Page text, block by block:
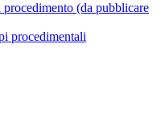
(da pubblicare
procedimentali